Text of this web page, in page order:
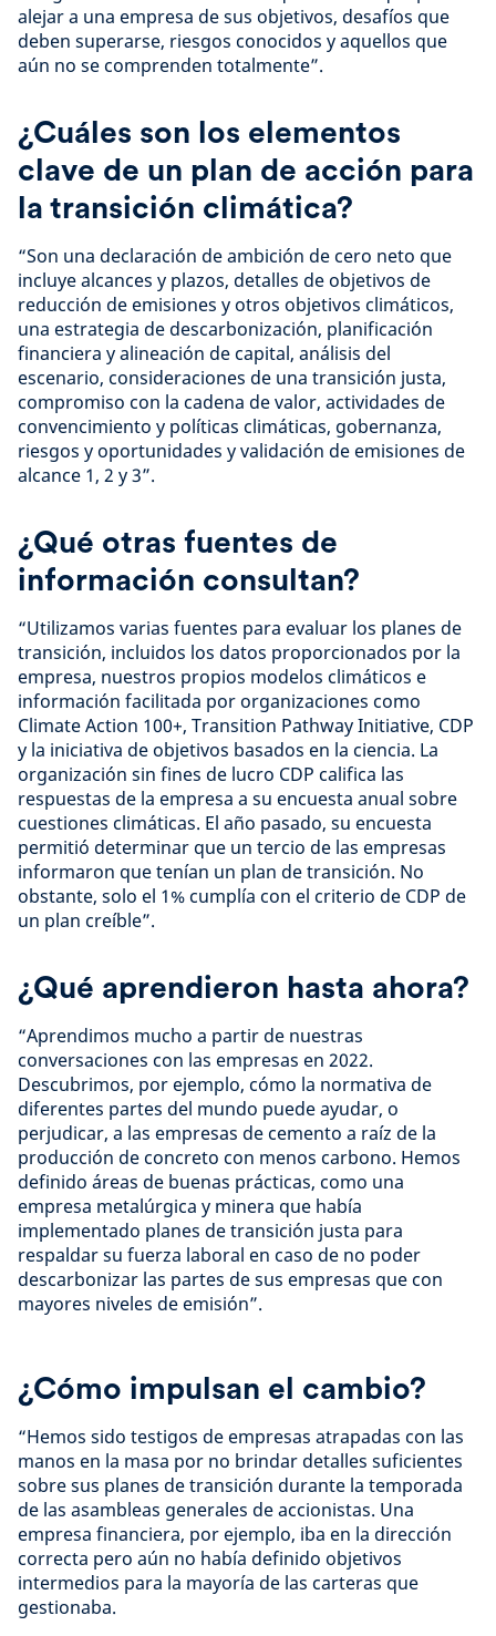
alejar a una empresa de sus objetivos, desafíos que
deben superarse, riesgos conocidos y aquellos que
aún no se comprenden totalmente”.
¿Cuáles son los elementos
clave de un plan de acción para
la transición climática?
“Son una declaración de ambición de cero neto que
incluye alcances y plazos, detalles de objetivos de
reducción de emisiones y otros objetivos climáticos,
una estrategia de descarbonización, planificación
financiera y alineación de capital, análisis del
escenario, consideraciones de una transición justa,
compromiso con la cadena de valor, actividades de
convencimiento y políticas climáticas, gobernanza,
riesgos y oportunidades y validación de emisiones de
alcance 1, 2 y 3”.
¿Qué otras fuentes de
información consultan?
“Utilizamos varias fuentes para evaluar los planes de
transición, incluidos los datos proporcionados por la
empresa, nuestros propios modelos climáticos e
información facilitada por organizaciones como
Climate Action 100+, Transition Pathway Initiative, CDP
y la iniciativa de objetivos basados en la ciencia. La
organización sin fines de lucro CDP califica las
respuestas de la empresa a su encuesta anual sobre
cuestiones climáticas. El año pasado, su encuesta
permitió determinar que un tercio de las empresas
informaron que tenían un plan de transición. No
obstante, solo el 1% cumplía con el criterio de CDP de
un plan creíble”.
¿Qué aprendieron hasta ahora?
“Aprendimos mucho a partir de nuestras
conversaciones con las empresas en 2022.
Descubrimos, por ejemplo, cómo la normativa de
diferentes partes del mundo puede ayudar, o
perjudicar, a las empresas de cemento a raíz de la
producción de concreto con menos carbono. Hemos
definido áreas de buenas prácticas, como una
empresa metalúrgica y minera que había
implementado planes de transición justa para
respaldar su fuerza laboral en caso de no poder
descarbonizar las partes de sus empresas que con
mayores niveles de emisión”.
¿Cómo impulsan el cambio?
“Hemos sido testigos de empresas atrapadas con las
manos en la masa por no brindar detalles suficientes
sobre sus planes de transición durante la temporada
de las asambleas generales de accionistas. Una
empresa financiera, por ejemplo, iba en la dirección
correcta pero aún no había definido objetivos
intermedios para la mayoría de las carteras que
gestionaba.